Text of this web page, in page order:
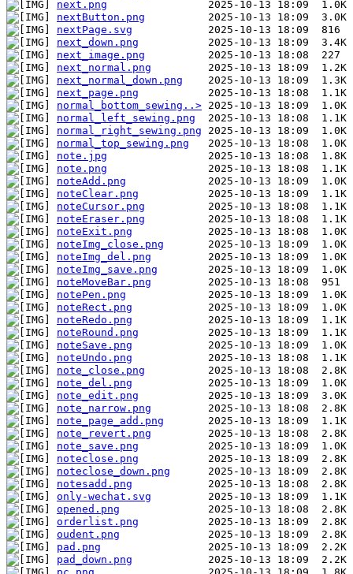
next.png
nextButton.png
nextPage.svg
next_down.png
next_image.png
next_normal.png
next_normal_down.png
next_page.png
normal_bottom_sewing..>
normal_left_sewing.png
normal_right_sewing.png
normal_top_sewing.png
note.jpg
note.png
noteAdd.png
noteClear.png
noteCursor.png
noteEraser.png
noteExit.png
noteImg_close.png
noteImg_del.png
noteImg_save.png
noteMoveBar.png
notePen.png
noteRect.png
noteRedo.png
noteRound.png
noteSave.png
noteUndo.png
note_close.png
note_del.png
note_edit.png
note_narrow.png
note_page_add.png
note_revert.png
note_save.png
noteclose.png
noteclose_down.png
notesadd.png
only-wechat.svg
opened.png
orderlist.png
oudent.png
pad.png
pad_down.png